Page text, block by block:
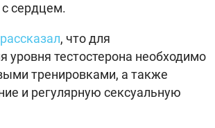
сердцем.
рассказал, что для
уровня тестостерона необходимо
тренировками, а также
и регулярную сексуальную